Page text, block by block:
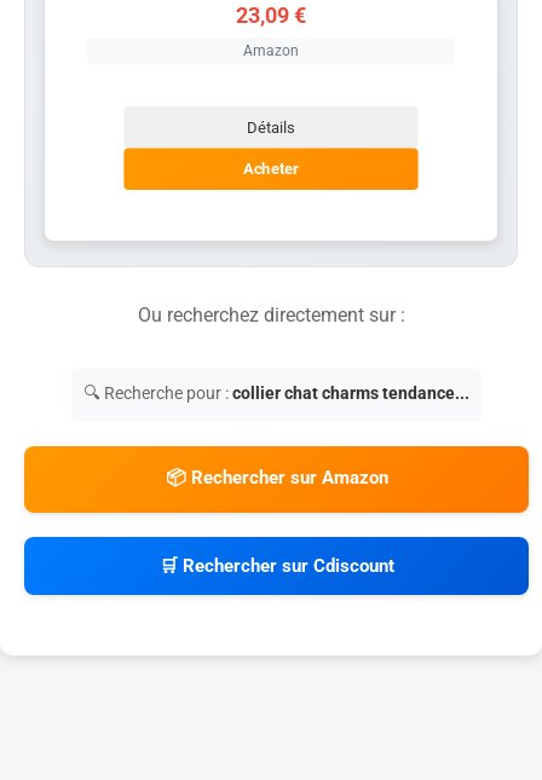
23,09 €
Amazon
Détails
Acheter
Ou recherchez directement sur :
🔍 Recherche pour :collier chat charms tendance...
📦 Rechercher sur Amazon
🛒 Rechercher sur Cdiscount